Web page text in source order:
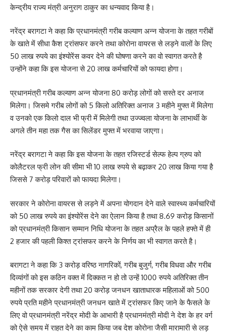
केन्द्रीय राज्य मंत्री अनुराग ठाकुर का धन्यवाद किया है।
नरेंद्र बरागटा ने कहा कि प्रधानमंत्री गरीब कल्याण अन्न योजना के तहत गरीबों
के खाते में सीधा कैश ट्रांसफर करने तथा कोरोना वायरस से लड़ने वालों के लिए
50 लाख रुपये का इंश्योरेंस कवर देने की घोषणा करने का वो स्वागत करते है
उन्होंने कहा कि इस योजना से 20 लाख कर्मचारियों को फायदा होगा।
प्रधानमंत्री गरीब कल्याण अन्न योजना 80 करोड़ लोगों को सस्ते दर अनाज
मिलेगा। जिसमे गरीब लोगों को 5 किलो अतिरिक्त अनाज 3 महीने मुफ्त में मिलेगा
व उनको एक किलो दाल भी फ्री में मिलेगी तथा उज्ज्वला योजना के लाभार्थी के
अगले तीन महा तक गैस का सिलेंडर मुफ्त में भरवाया जाएगा।
नरेंद्र बरागटा ने कहा कि इस योजना के तहत रजिस्टर्ड सेल्फ हेल्प ग्रुप को
कोलैटरल फ्री लोन की सीमा भी 10 लाख रुपये से बढ़ाकर 20 लाख किया गया है
जिससे 7 करोड़ परिवारों को फायदा मिलेगा।
सरकार ने कोरोना वायरस से लड़ने में अपना योगदान देने वाले स्वास्थ्य कर्मचारियों
को 50 लाख रुपये का इंश्योरेंस देने का ऐलान किया है तथा 8.69 करोड़ किसानों
को प्रधानमंत्री किसान सम्मान निधि योजना के तहत अप्रैल के पहले हफ्ते में ही
2 हजार की पहली किश्त ट्रांसफर करने के निर्णय का भी स्वागत करते है।
बरागटा ने कहा कि 3 करोड़ वरिष्ठ नागरिकों, गरीब बुजुर्ग, गरीब विधवा और गरीब
दिव्यांगों को इस कठिन वक्त में दिक्कत न हो तो उन्हें 1000 रुपये अतिरिक्त तीन
महीनों तक सरकार देगी तथा 20 करोड़ जनधन खाताधारक महिलाओं को 500
रुपये प्रति महीने प्रधानमंत्री जनधन खाते में ट्रांसफर किए जाने के फैसले के
लिए वो प्रधानमंत्री नरेंद्र मोदी के आभारी है प्रधानमंत्री मोदी ने देश के हर वर्ग
को ऐसे समय में राहत देने का काम किया जब देश कोरोना जैसी मारामारी से लड़